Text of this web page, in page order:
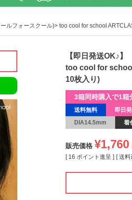
ルフォースクール) too cool for school
【即日発送OK♪】
too cool for
10枚入り)
送料無料 即日
DIA14.5mm
着
3箱同時購入で1箱
販売価格 ¥1,760
[ 16 ポイント進呈 ] 送料